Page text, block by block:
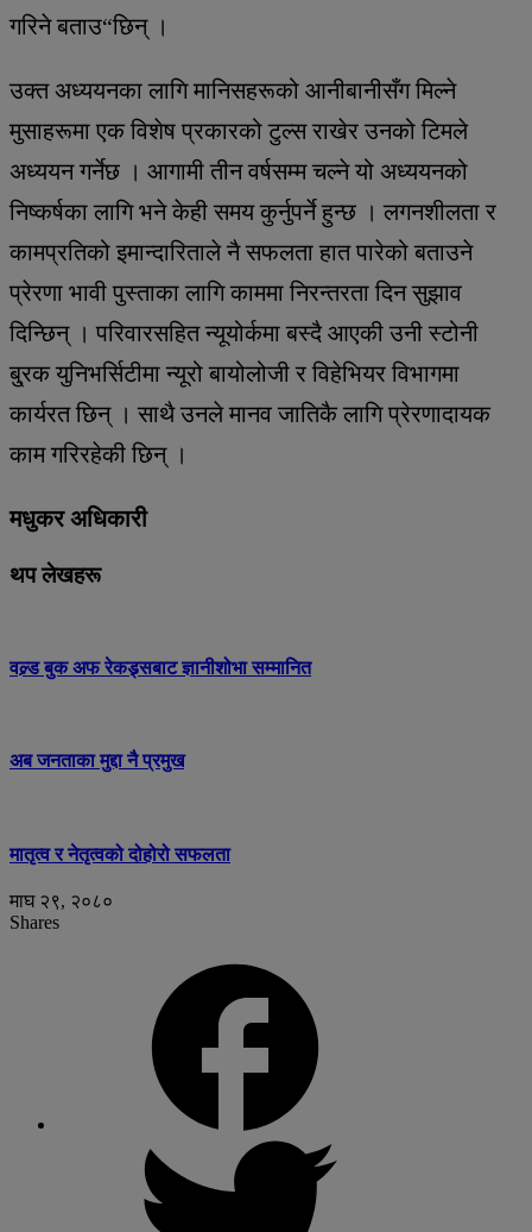
गरिने बताउ“छिन् ।
उक्त अध्ययनका लागि मानिसहरूको आनीबानीसँग मिल्ने
मुसाहरूमा एक विशेष प्रकारको टुल्स राखेर उनको टिमले
अध्ययन गर्नेछ । आगामी तीन वर्षसम्म चल्ने यो अध्ययनको
निष्कर्षका लागि भने केही समय कुर्नुपर्ने हुन्छ । लगनशीलता र
कामप्रतिको इमान्दारिताले नै सफलता हात पारेको बताउने
प्रेरणा भावी पुस्ताका लागि काममा निरन्तरता दिन सुझाव
दिन्छिन् । परिवारसहित न्यूयोर्कमा बस्दै आएकी उनी स्टोनी
बु्रक युनिभर्सिटीमा न्यूरो बायोलोजी र विहेभियर विभागमा
कार्यरत छिन् । साथै उनले मानव जातिकै लागि प्रेरणादायक
काम गरिरहेकी छिन् ।
मधुकर अधिकारी
थप लेखहरू
वल्र्ड बुक अफ रेकड्र्सबाट ज्ञानीशोभा सम्मानित
अब जनताका मुद्दा नै प्रमुख
मातृत्व र नेतृत्वको दोहोरो सफलता
माघ २९, २०८०
Shares